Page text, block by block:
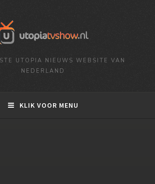
UTOPIA NIEUWS WEBSITE VAN
NEDERLAND
KLIK VOOR MENU